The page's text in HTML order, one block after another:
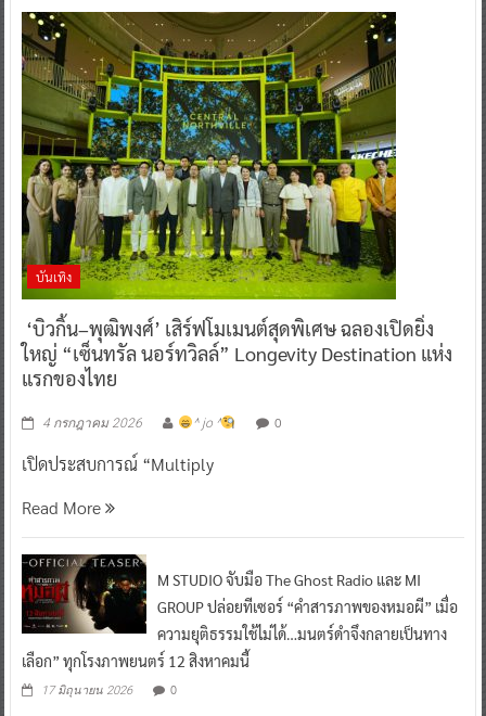
บันเทิง
‘บิวกิ้น–พุฒิพงศ์’ เสิร์ฟโมเมนต์สุดพิเศษ ฉลองเปิดยิ่ง
ใหญ่ “เซ็นทรัล นอร์ทวิลล์” Longevity Destination แห่ง
แรกของไทย
4 กรกฎาคม 2026 ^ jo ^ 0
เปิดประสบการณ์ “Multiply
Read More
M STUDIO จับมือ The Ghost Radio และ MI
GROUP ปล่อยทีเซอร์ “คำสารภาพของหมอผี” เมื่อ
ความยุติธรรมใช้ไม่ได้…มนตร์ดำจึงกลายเป็นทาง
เลือก” ทุกโรงภาพยนตร์ 12 สิงหาคมนี้
17 มิถุนายน 2026 0